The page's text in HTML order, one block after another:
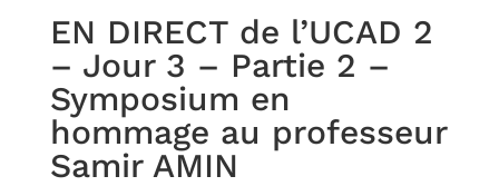
EN DIRECT de l’UCAD 2
– Jour 3 – Partie 2 –
Symposium en
hommage au professeur
Samir AMIN